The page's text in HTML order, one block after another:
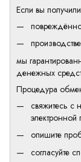
Если вы
мы
денежных
Процедура
свяжитесь с
электронной
опишите
согласуйте